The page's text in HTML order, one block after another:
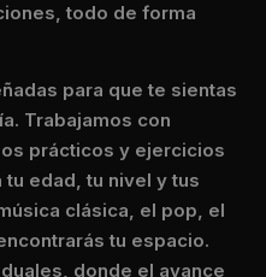
todo de forma
para que te sientas
Trabajamos con
prácticos y ejercicios
edad, tu nivel y tus
clásica, el pop, el
tu espacio.
donde el avance